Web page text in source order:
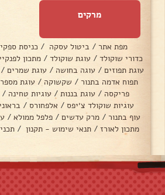
מרקים
מפת אתר / ביטול עסקה / כניסת
כדורי שוקולד / עוגת שוקולד / מתכון
עוגת תפוזים / עוגה בחושה / עוגת שמרים /
תפוח אדמה בתנור / שקשוקה / עוגת
פריקסה / עוגת בננות / עוגיות טחינה /
עוגיות שוקולד צ׳יפס / אלפחורס /
עוף בתנור / מרק עדשים / פלפל ממולא /
מתכון לאורז / תנאי שימוש - תקנון /